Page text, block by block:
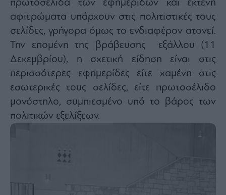
πρωτοσέλιδα των εφημερίδων και εκτενή
αφιερώματα υπάρχουν στις πολιτιστικές τους
σελίδες, γρήγορα όμως το ενδιαφέρον ατονεί.
Την επομένη της βράβευσης εξάλλου (11
Δεκεμβρίου), η σχετική είδηση είναι στις
περισσότερες εφημερίδες είτε χαμένη στις
εσωτερικές τους σελίδες, είτε πρωτοσέλιδο
μονόστηλο, συμπιεσμένο υπό το βάρος των
πολιτικών εξελίξεων.